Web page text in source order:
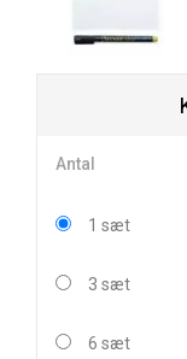
Antal
1 sæt
3 sæt
6 sæt